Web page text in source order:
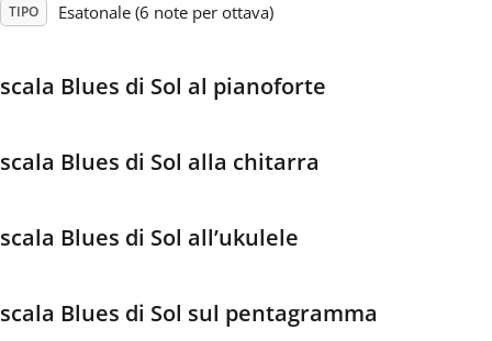
TIPO Esatonale (6 note per ottava)
scala Blues di Sol al pianoforte
scala Blues di Sol alla chitarra
scala Blues di Sol all’ukulele
scala Blues di Sol sul pentagramma